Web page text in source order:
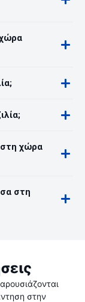
στη χώρα
στη
στην